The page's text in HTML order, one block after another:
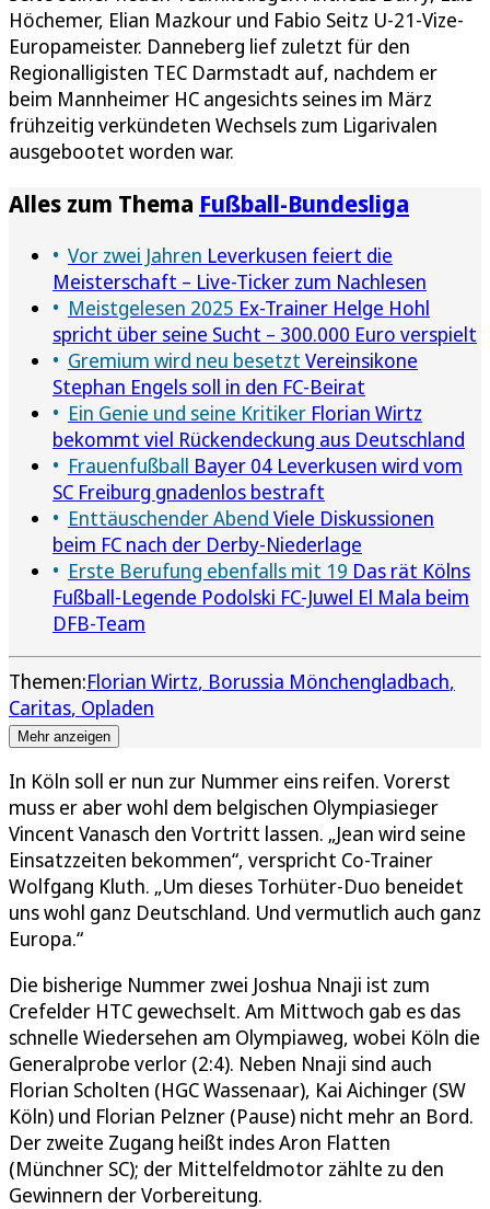
Höchemer, Elian Mazkour und Fabio Seitz U-21-Vize-
Europameister. Danneberg lief zuletzt für den
Regionalligisten TEC Darmstadt auf, nachdem er
beim Mannheimer HC angesichts seines im März
frühzeitig verkündeten Wechsels zum Ligarivalen
ausgebootet worden war.
Alles zum Thema Fußball-Bundesliga
Vor zwei Jahren Leverkusen feiert die
Meisterschaft – Live-Ticker zum Nachlesen
Meistgelesen 2025 Ex-Trainer Helge Hohl
spricht über seine Sucht – 300.000 Euro verspielt
Gremium wird neu besetzt Vereinsikone
Stephan Engels soll in den FC-Beirat
Ein Genie und seine Kritiker Florian Wirtz
bekommt viel Rückendeckung aus Deutschland
Frauenfußball Bayer 04 Leverkusen wird vom
SC Freiburg gnadenlos bestraft
Enttäuschender Abend Viele Diskussionen
beim FC nach der Derby-Niederlage
Erste Berufung ebenfalls mit 19 Das rät Kölns
Fußball-Legende Podolski FC-Juwel El Mala beim
DFB-Team
Themen:Florian Wirtz Borussia Mönchengladbach
Caritas Opladen
Mehr anzeigen
In Köln soll er nun zur Nummer eins reifen. Vorerst
muss er aber wohl dem belgischen Olympiasieger
Vincent Vanasch den Vortritt lassen. „Jean wird seine
Einsatzzeiten bekommen“, verspricht Co-Trainer
Wolfgang Kluth. „Um dieses Torhüter-Duo beneidet
uns wohl ganz Deutschland. Und vermutlich auch ganz
Europa.“
Die bisherige Nummer zwei Joshua Nnaji ist zum
Crefelder HTC gewechselt. Am Mittwoch gab es das
schnelle Wiedersehen am Olympiaweg, wobei Köln die
Generalprobe verlor (2:4). Neben Nnaji sind auch
Florian Scholten (HGC Wassenaar), Kai Aichinger (SW
Köln) und Florian Pelzner (Pause) nicht mehr an Bord.
Der zweite Zugang heißt indes Aron Flatten
(Münchner SC); der Mittelfeldmotor zählte zu den
Gewinnern der Vorbereitung.